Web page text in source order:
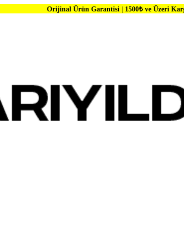
Orijinal Ürün Garantisi | 1500₺ ve Üzeri Kargo BEDAVA |